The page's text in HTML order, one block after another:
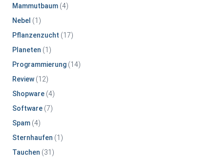
Mammutbaum (4)
Nebel (1)
Pflanzenzucht (17)
Planeten (1)
Programmierung (14)
Review (12)
Shopware (4)
Software (7)
Spam (4)
Sternhaufen (1)
Tauchen (31)